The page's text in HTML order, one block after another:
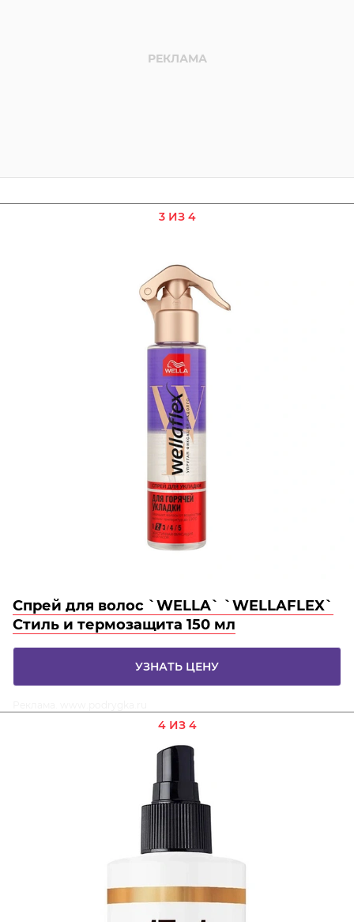
3 ИЗ 4
Спрей для волос `WELLA` `WELLAFLEX`
Стиль и термозащита 150 мл
УЗНАТЬ ЦЕНУ
4 ИЗ 4